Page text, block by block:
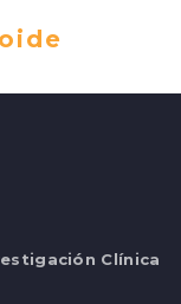
Clínica